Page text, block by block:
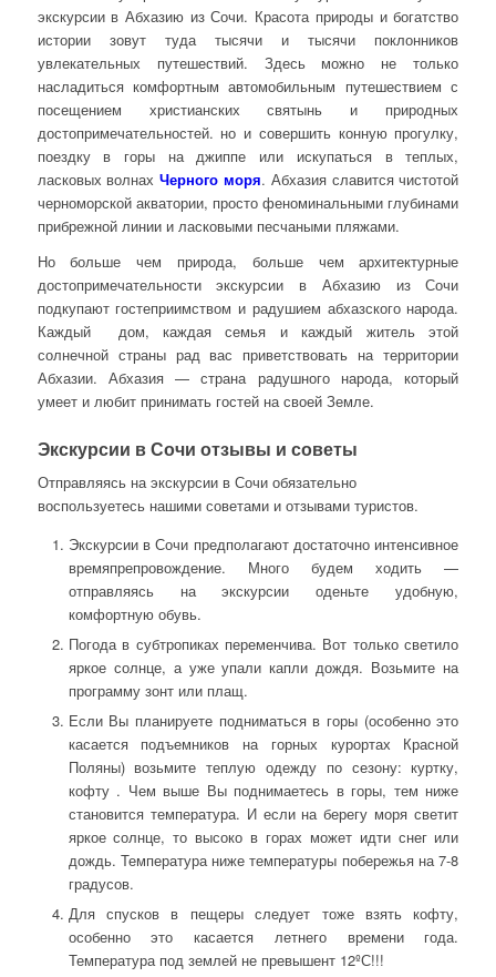
экскурсии в Абхазию из Сочи. Красота природы и богатство
истории зовут туда тысячи и тысячи поклонников
увлекательных путешествий. Здесь можно не только
насладиться комфортным автомобильным путешествием с
посещением христианских святынь и природных
достопримечательностей. но и совершить конную прогулку,
поездку в горы на джиппе или искупаться в теплых,
ласковых волнах Черного моря. Абхазия славится чистотой
черноморской акватории, просто феноминальными глубинами
прибрежной линии и ласковыми песчаными пляжами.
Но больше чем природа, больше чем архитектурные
достопримечательности экскурсии в Абхазию из Сочи
подкупают гостеприимством и радушием абхазского народа.
Каждый дом, каждая семья и каждый житель этой
солнечной страны рад вас приветствовать на территории
Абхазии. Абхазия — страна радушного народа, который
умеет и любит принимать гостей на своей Земле.
Экскурсии в Сочи отзывы и советы
Отправляясь на экскурсии в Сочи обязательно
воспользуетесь нашими советами и отзывами туристов.
Экскурсии в Сочи предполагают достаточно интенсивное
времяпрепровождение. Много будем ходить —
отправляясь на экскурсии оденьте удобную,
комфортную обувь.
Погода в субтропиках переменчива. Вот только светило
яркое солнце, а уже упали капли дождя. Возьмите на
программу зонт или плащ.
Если Вы планируете подниматься в горы (особенно это
касается подъемников на горных курортах Красной
Поляны) возьмите теплую одежду по сезону: куртку,
кофту . Чем выше Вы поднимаетесь в горы, тем ниже
становится температура. И если на берегу моря светит
яркое солнце, то высоко в горах может идти снег или
дождь. Температура ниже температуры побережья на 7-8
градусов.
Для спусков в пещеры следует тоже взять кофту,
особенно это касается летнего времени года.
Температура под землей не превышент 12ºС!!!